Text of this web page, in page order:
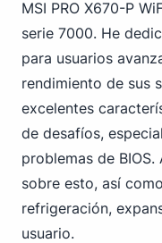
MSI PRO X670-P
serie 7000. He
para usuarios
rendimiento de sus
excelentes
de desafíos,
problemas de
sobre esto, así
refrigeración,
usuario.